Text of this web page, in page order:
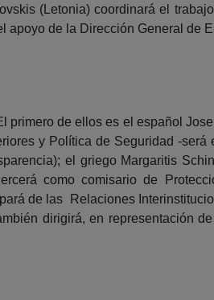
(Letonia) coordinará el
apoyo de la Dirección General de
primero de ellos es el español
y Política de Seguridad -
el griego Margaritis
como comisario de
de las Relaciones
dirigirá, en representación